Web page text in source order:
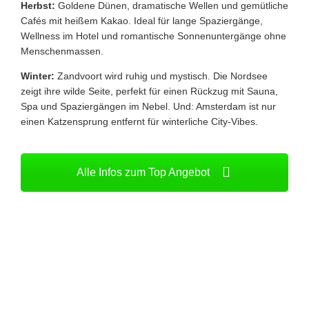
Herbst: Goldene Dünen, dramatische Wellen und gemütliche
Cafés mit heißem Kakao. Ideal für lange Spaziergänge,
Wellness im Hotel und romantische Sonnenuntergänge ohne
Menschenmassen.
Winter: Zandvoort wird ruhig und mystisch. Die Nordsee
zeigt ihre wilde Seite, perfekt für einen Rückzug mit Sauna,
Spa und Spaziergängen im Nebel. Und: Amsterdam ist nur
einen Katzensprung entfernt für winterliche City-Vibes.
Alle Infos zum Top Angebot